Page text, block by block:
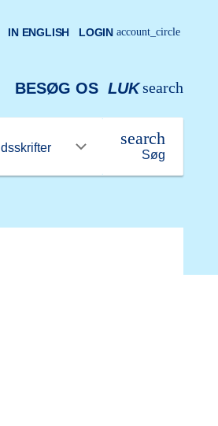
BESØG OS search
LUK
Søg
search
IN ENGLISH LOGIN account_circle